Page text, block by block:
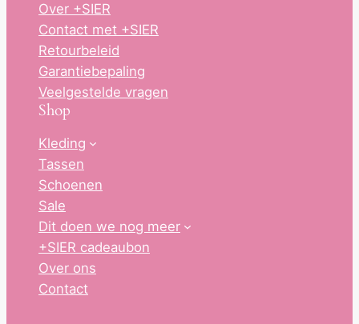
Over +SIER
Contact met +SIER
Retourbeleid
Garantiebepaling
Veelgestelde vragen
Shop
Kleding
Tassen
Schoenen
Sale
Dit doen we nog meer
+SIER cadeaubon
Over ons
Contact